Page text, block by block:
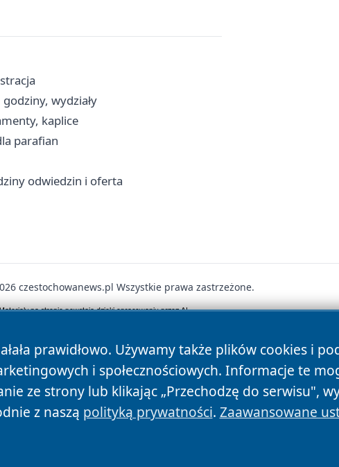
wydziały
kaplice
parafian
odwiedzin i oferta
prawidłowo. Używamy także plików cookies i
i społecznościowych. Informacje te
ze strony lub klikając „Przechodzę do serwisu",
z naszą polityką prywatności. Zaawansowane
czestochowanews.pl Wszystkie prawa zastrzeżone.